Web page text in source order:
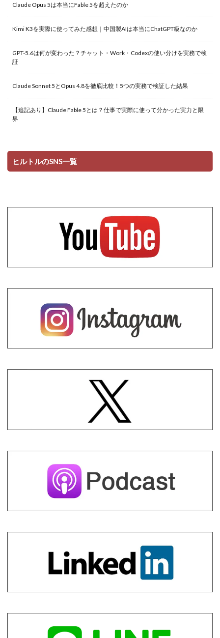
Claude Opus 5は本当にFable 5を超えたのか
Kimi K3を実際に使ってみた感想｜中国製AIは本当にChatGPT級なのか
GPT-5.6は何が変わった？チャット・Work・Codexの使い分けを実務で検
証
Claude Sonnet 5とOpus 4.8を徹底比較！5つの実務で検証した結果
【追記あり】Claude Fable 5とは？仕事で実際に使って分かった実力と限
界
ヒルトルのSNS一覧